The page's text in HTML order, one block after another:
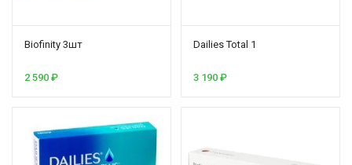
Biofinity 3шт
2 590 ₽
Dailies Total 1
3 190 ₽